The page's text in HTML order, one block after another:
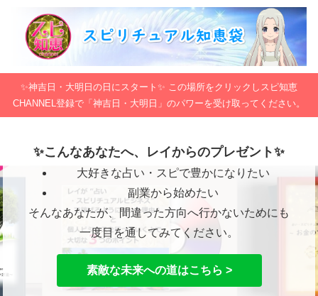
✨神吉日・大明日の日にスタート✨ この場所をクリックしスピ知恵
CHANNEL登録で「神吉日・大明日」のパワーを受け取ってください。
✨こんなあなたへ、レイからのプレゼント✨
大好きな占い・スピで豊かになりたい
副業から始めたい
そんなあなたが、間違った方向へ行かないためにも
一度目を通してみてください。
素敵な未来への道はこちら >